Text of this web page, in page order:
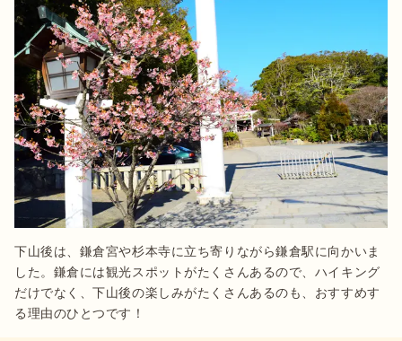
下山後は、鎌倉宮や杉本寺に立ち寄りながら鎌倉駅に向かいま
した。鎌倉には観光スポットがたくさんあるので、ハイキング
だけでなく、下山後の楽しみがたくさんあるのも、おすすめす
る理由のひとつです！